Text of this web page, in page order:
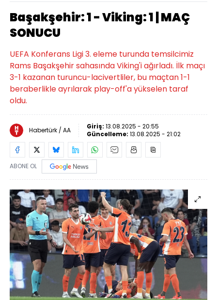
Başakşehir: 1 - Viking: 1 | MAÇ
SONUCU
UEFA Konferans Ligi 3. eleme turunda temsilcimiz
Rams Başakşehir sahasında Viking'i ağırladı. İlk maçı
3-1 kazanan turuncu-lacivertliler, bu maçtan 1-1
beraberlikle ayrılarak play-off'a yükselen taraf
oldu.
Habertürk / AA Giriş: 13.08.2025 - 20:55
Güncelleme: 13.08.2025 - 21:02
ABONE OL